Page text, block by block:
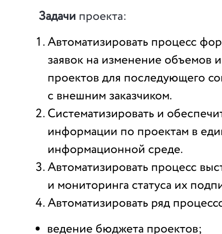
Задачи проекта:
Автоматизировать процесс
заявок на изменение объемов
проектов для последующего
с внешним заказчиком.
Систематизировать и
информации по проектам в
информационной среде.
Автоматизировать процесс
и мониторинга статуса их
Автоматизировать ряд
ведение бюджета проектов;